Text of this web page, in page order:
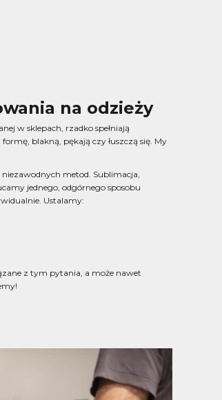
na odzieży
w sklepach, rzadko spełniają
blakną, pękają czy łuszczą się. My
metod. Sublimacja,
jednego, odgórnego sposobu
Ustalamy:
z tym pytania, a może nawet